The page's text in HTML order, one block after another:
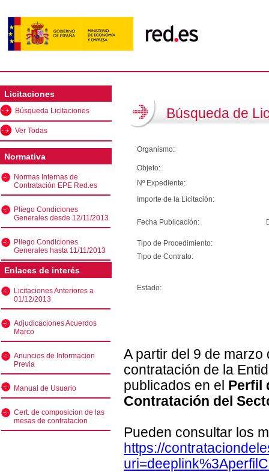
Licitaciones
Búsqueda Licitaciones
Ver Todas
Normativa
Normas Internas de
Contratación EPE Red.es
Pliego Condiciones
Generales desde 12/11/2013
Pliego Condiciones
Generales hasta 11/11/2013
Enlaces de interés
Licitaciones Anteriores a
01/12/2013
Adjudicaciones Acuerdos
Marco
Anuncios de Informacion
Previa
Manual de Usuario
Cert. de composicion de las
mesas de contratacion
Búsqueda de
Organismo:
Objeto:
Nº Expediente:
Importe de la Licitación:
Fecha Publicación:
Tipo de Procedimiento:
Tipo de Contrato:
Estado:
A partir del 9 de
contratación de la
publicados en el Perfil
Contratación del
Pueden consultar los
https://